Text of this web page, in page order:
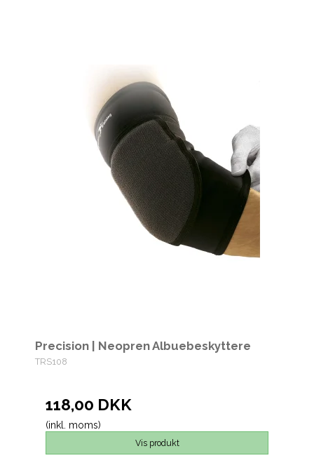
Precision | Neopren Albuebeskyttere
TRS108
118,00 DKK
(inkl. moms)
Vis produkt